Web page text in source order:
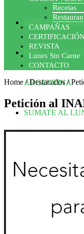
POBLACION
ARGENTINA
SUMATE AL
Recetas
CAMPAÑAS
REVISTA
Lunes Sin Carne
CONTACTO
Home/Destacados/
Petición al